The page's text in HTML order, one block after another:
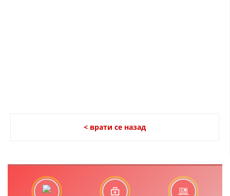
< врати се назад